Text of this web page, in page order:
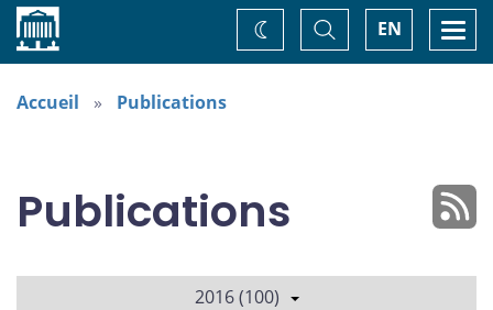
Accueil EN
Basculer
la
recherche
Changez
de
Accueil Publications
Publications
2016 (100)